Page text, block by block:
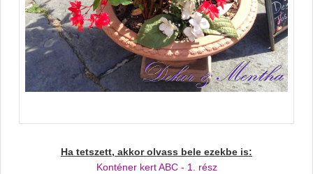
Ha tetszett, akkor olvass bele ezekbe is:
Konténer kert ABC - 1. rész